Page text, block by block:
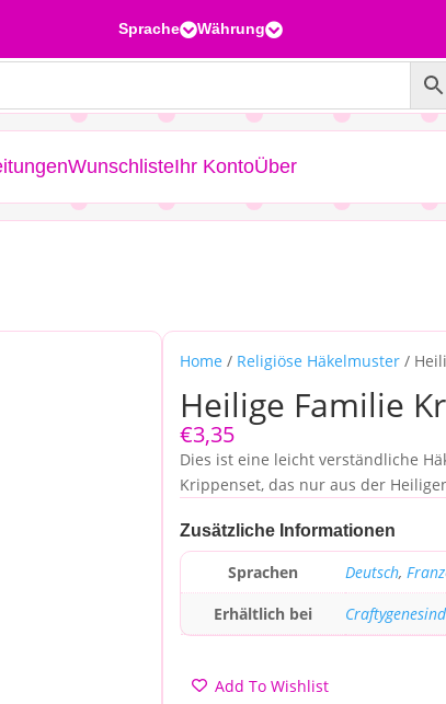
SpracheWährung
WunschlisteIhr KontoÜber
Home / Religiöse Häkelmuster/
Heilige Familie
€3,35
Dies ist eine leicht verständliche
Krippenset, das nur aus der
Zusätzliche Informationen
Sprachen Deutsch,
Erhältlich bei
Add To Wishlist